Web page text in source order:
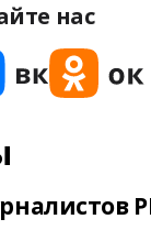
нас